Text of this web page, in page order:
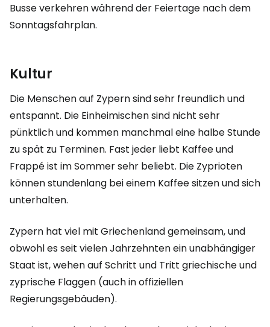
Busse verkehren während der Feiertage nach dem
Sonntagsfahrplan.
Kultur
Die Menschen auf Zypern sind sehr freundlich und
entspannt. Die Einheimischen sind nicht sehr
pünktlich und kommen manchmal eine halbe Stunde
zu spät zu Terminen. Fast jeder liebt Kaffee und
Frappé ist im Sommer sehr beliebt. Die Zyprioten
können stundenlang bei einem Kaffee sitzen und sich
unterhalten.
Zypern hat viel mit Griechenland gemeinsam, und
obwohl es seit vielen Jahrzehnten ein unabhängiger
Staat ist, wehen auf Schritt und Tritt griechische und
zyprische Flaggen (auch in offiziellen
Regierungsgebäuden).